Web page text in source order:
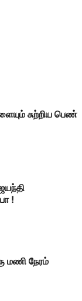
சுற்றிய பெண்
!
மணி நேரம்